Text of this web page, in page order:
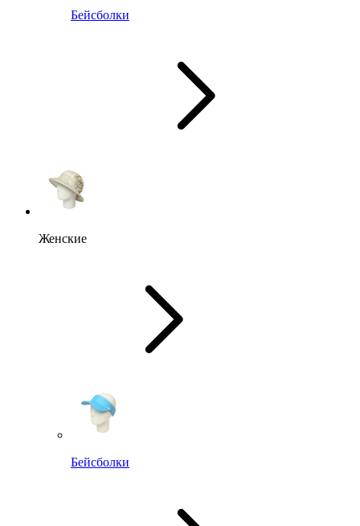
Бейсболки
Женские
Бейсболки